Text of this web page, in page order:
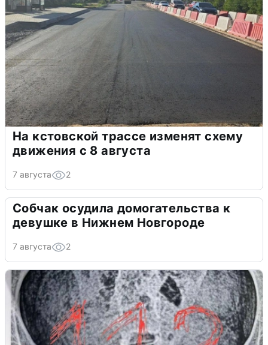
На кстовской трассе изменят схему
движения с 8 августа
7 августа 2
Собчак осудила домогательства к
девушке в Нижнем Новгороде
7 августа 2